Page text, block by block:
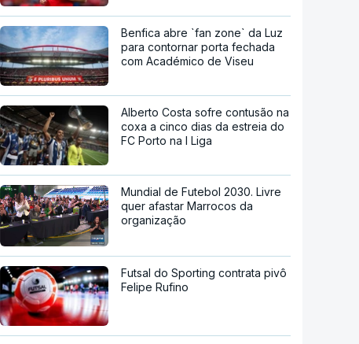
Benfica abre `fan zone` da Luz
para contornar porta fechada
com Académico de Viseu
Alberto Costa sofre contusão na
coxa a cinco dias da estreia do
FC Porto na I Liga
Mundial de Futebol 2030. Livre
quer afastar Marrocos da
organização
Futsal do Sporting contrata pivô
Felipe Rufino